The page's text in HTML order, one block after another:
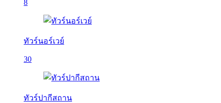
8
ทัวร์นอร์เวย์
30
ทัวร์ปากีสถาน